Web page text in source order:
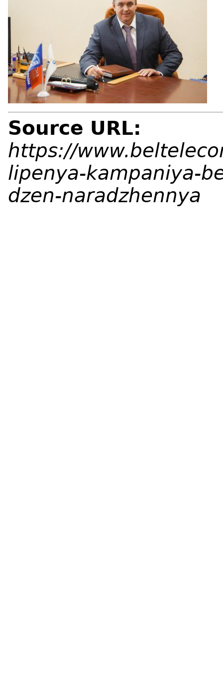
Source URL:
https://
lipenya-kampaniya-
dzen-naradzhennya